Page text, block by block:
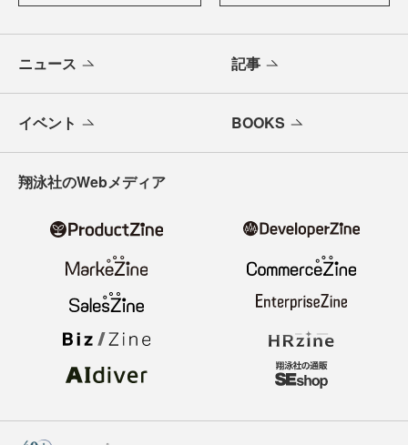
ニュース 記事
イベント BOOKS
翔泳社のWebメディア